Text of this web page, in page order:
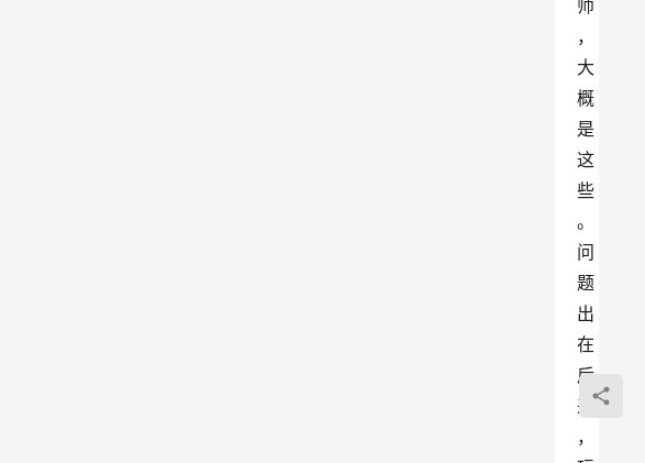
师
，
大
概
是
这
些
。
问
题
出
在
后
来
，